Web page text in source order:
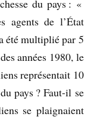
du pays : «
agents de l’État
été multiplié par 5
années 1980, le
représentait 10
pays ? Faut-il se
se plaignaient